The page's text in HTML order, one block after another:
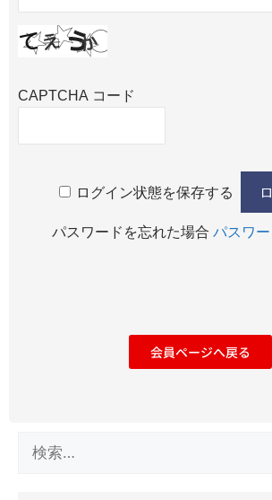
CAPTCHA コード
ログイン状態を保存する
パスワードを忘れた場合 パスワ
会員ページへ戻る